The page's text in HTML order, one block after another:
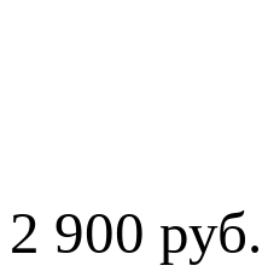
2 900 руб.